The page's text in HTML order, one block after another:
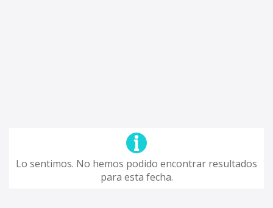
Lo sentimos. No hemos podido encontrar resultados
para esta fecha.